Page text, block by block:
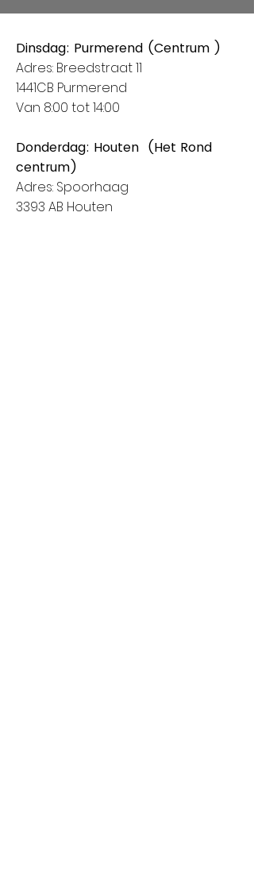
Dinsdag: Purmerend (Centrum )
Adres: Breedstraat 11
1441CB Purmerend
Van 8:00 tot 14:00
Donderdag: Houten (Het Rond
centrum)
Adres: Spoorhaag
3393 AB Houten